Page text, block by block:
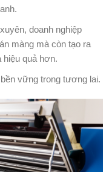
doanh nghiệp
màng mà còn tạo ra
quả hơn.
vững trong tương lai.